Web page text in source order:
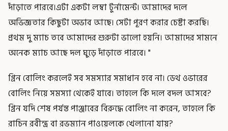
দাঁড়াতে পারবে।এটা একটা লম্বা টুর্নামেন্ট। আমাদের দলে
অভিজ্ঞতার কিছুটা অভাব আছে। সেটা পূরণ করার চেষ্টা করছি।
প্রথম দু ম্যাচ তবে আমাদের শুরুটা ভালো হয়নি। আমাদের সামনে
অনেক ম্যাচ আছে দল ঘুড়ে দাঁড়াতে পারবে। "
গ্রিন বোলিং করলেই সব সমস্যার সমাধান হবে না। ডেথ ওভারের
বোলিং নিয়ে সমস্যা থেকেই যাবে। তাহলে কি দলে বদল আসবে?
গ্রিন যদি শেষ পর্যন্ত পাঞ্জাবের বিরুদ্ধে বোলিং না করেন, তাহলে কি
রাচিন রবীন্দ্র বা রভম্যান পাওয়েলকে খেলানো যায়?